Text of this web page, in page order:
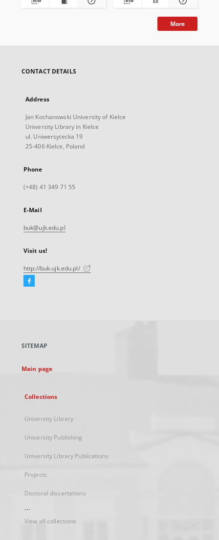
More
CONTACT DETAILS
Address
Jan Kochanowski University of Kielce
University Library in Kielce
ul. Uniwersytecka 19
25-406 Kielce, Poland
Phone
(+48) 41 349 71 55
E-Mail
buk@ujk.edu.pl
Visit us!
http://buk.ujk.edu.pl/
Facebook
new
SITEMAP
Main page
Collections
University Library
University Publishing
University Library Publications
Projects
Doctoral dissertations
...
View all collections